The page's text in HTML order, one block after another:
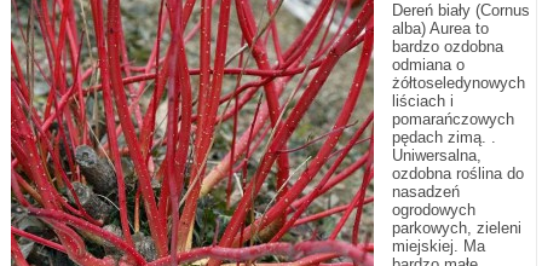
Dereń biały (Cornus
alba) Aurea to
bardzo ozdobna
odmiana o
żółtoseledynowych
liściach i
pomarańczowych
pędach zimą. .
Uniwersalna,
ozdobna roślina do
nasadzeń
ogrodowych
parkowych, zieleni
miejskiej. Ma